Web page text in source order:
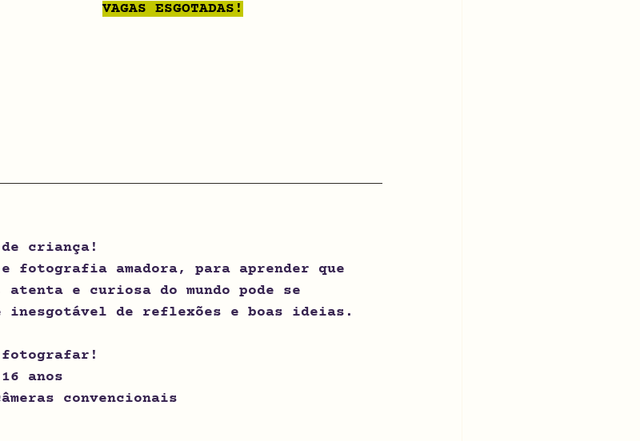
VAGAS ESGOTADAS!
criança!
amadora, para aprender que
atenta e curiosa do mundo pode se
inesgotável de reflexões e boas ideias.
fotografar!
anos
convencionais